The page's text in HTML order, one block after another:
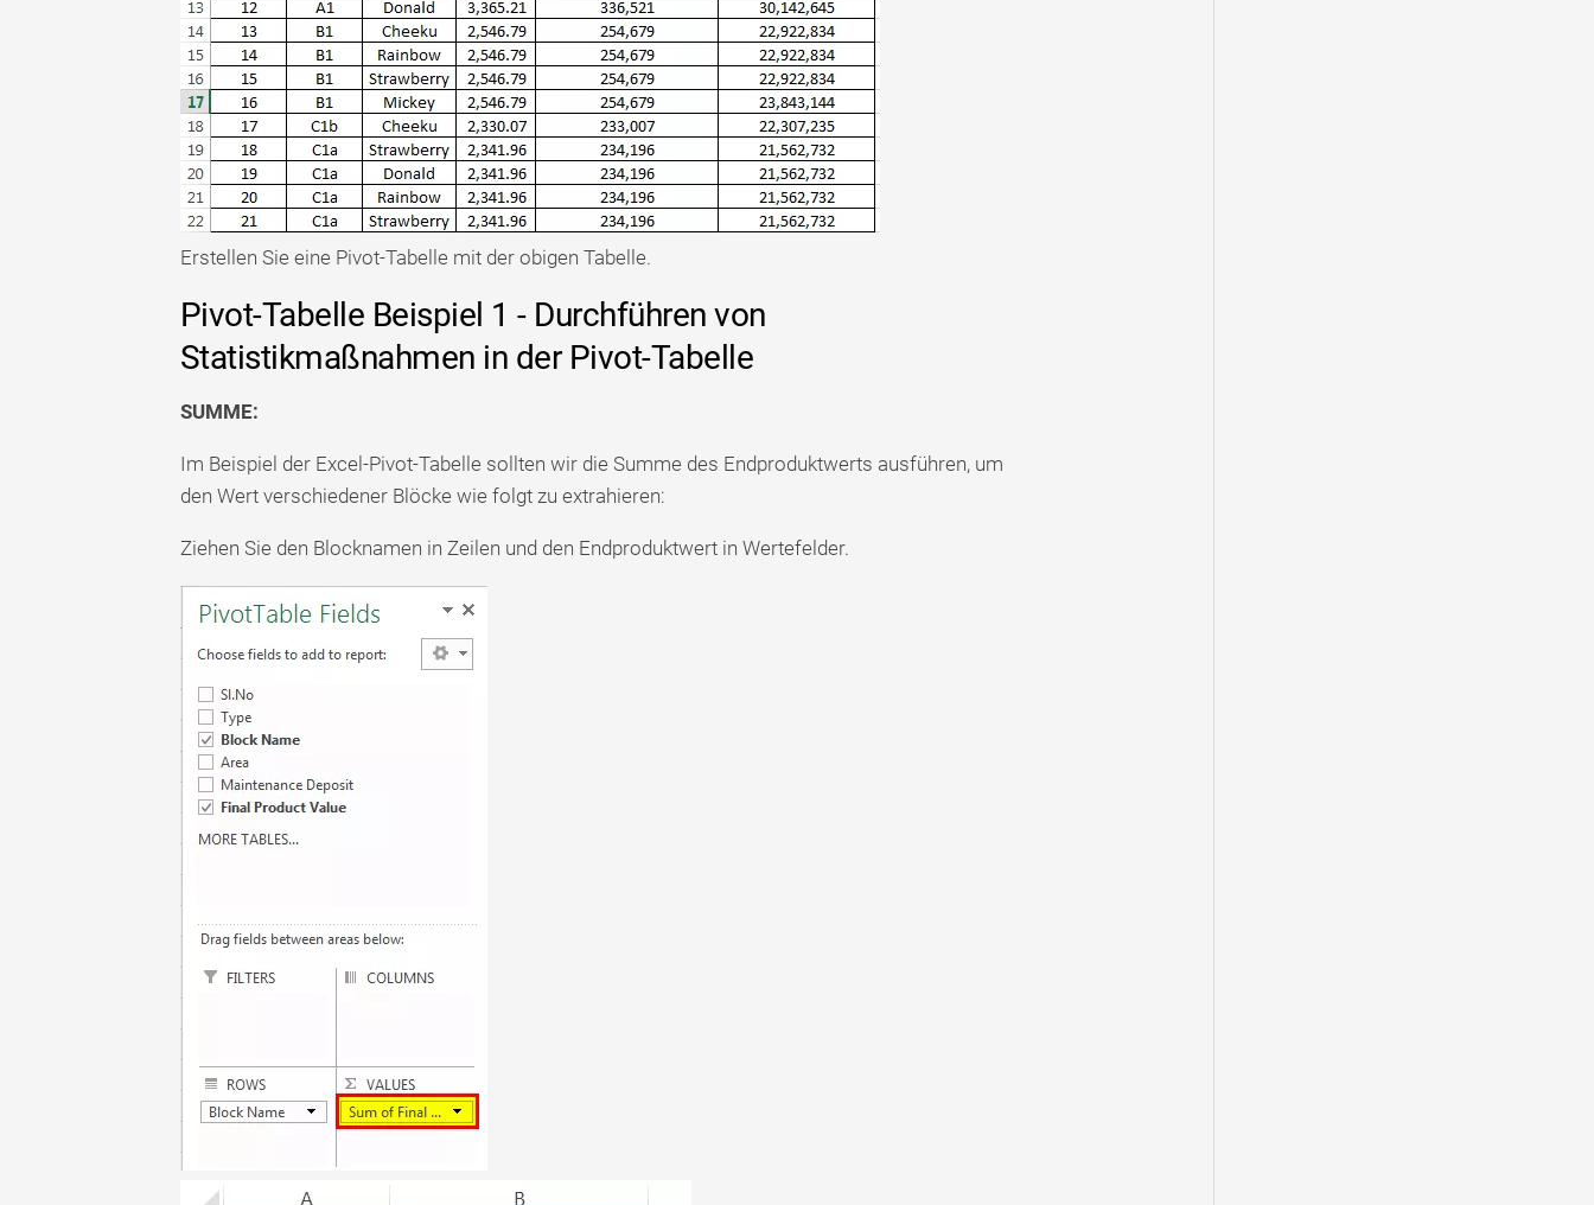
Erstellen Sie eine Pivot-Tabelle mit der obigen Tabelle.
Pivot-Tabelle Beispiel 1 - Durchführen von
Statistikmaßnahmen in der Pivot-Tabelle
SUMME:
Im Beispiel der Excel-Pivot-Tabelle sollten wir die Summe des Endproduktwerts ausführen, um
den Wert verschiedener Blöcke wie folgt zu extrahieren:
Ziehen Sie den Blocknamen in Zeilen und den Endproduktwert in Wertefelder.